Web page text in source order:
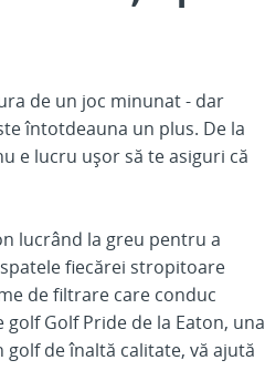
de un joc minunat - dar
întotdeauna un plus. De la
e lucru ușor să te asiguri că
lucrând la greu pentru a
fiecărei stropitoare
de filtrare care conduc
Golf Pride de la Eaton, una
de înaltă calitate, vă ajută